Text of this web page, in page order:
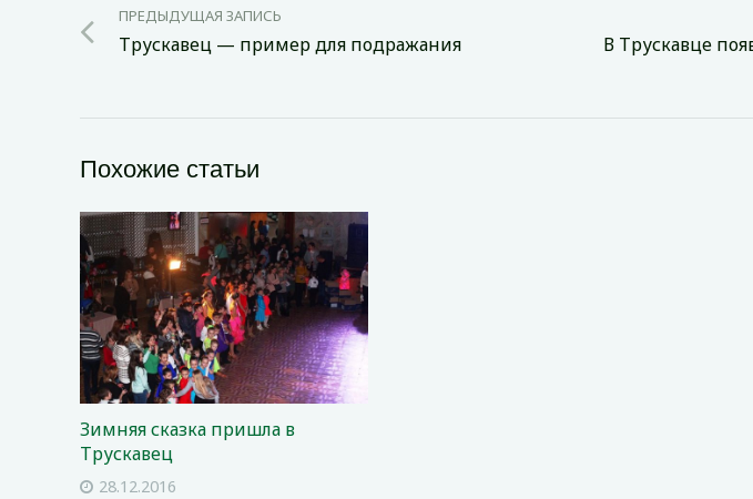
ПРЕДЫДУЩАЯ ЗАПИСЬ
Трускавец — пример для подражания
В Трускавце
Похожие статьи
Зимняя сказка пришла в
Трускавец
28.12.2016